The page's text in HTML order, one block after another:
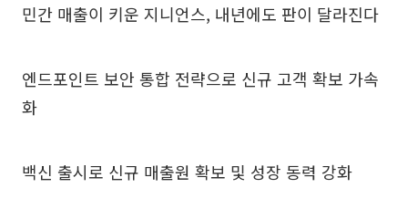
민간 매출이 키운 지니언스, 내년에도 판이 달라진다
엔드포인트 보안 통합 전략으로 신규 고객 확보 가속
화
백신 출시로 신규 매출원 확보 및 성장 동력 강화